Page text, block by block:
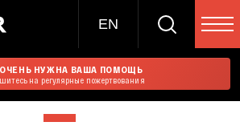
EN
НУЖНА ВАША ПОМОЩЬ
на регулярные пожертвования